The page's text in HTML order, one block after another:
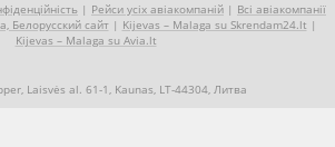
| Рейси усіх авіакомпаній | Всі авіакомпанії
Белорусский сайт| Kijevas – Malaga su Skrendam24.lt |
Kijevas – Malaga su Avia.lt
Laisvės al. 61-1, Kaunas, LT-44304, Литва